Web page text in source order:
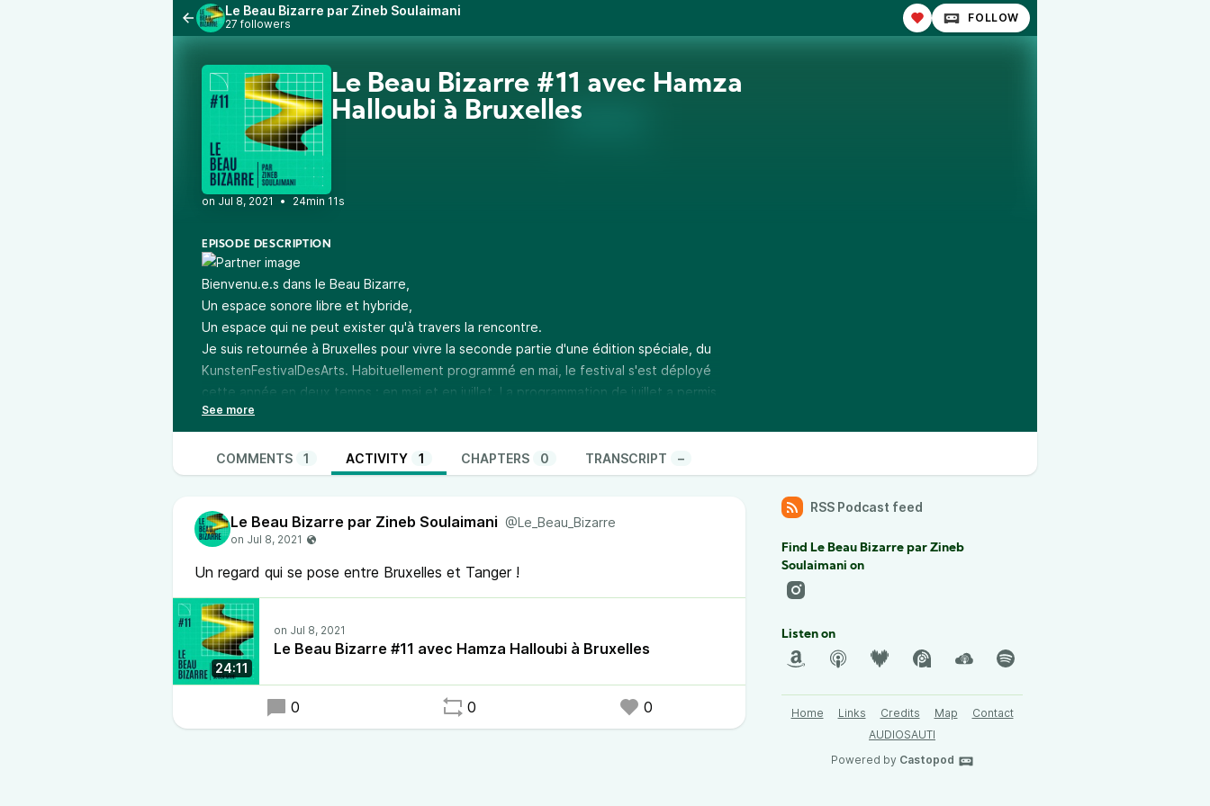
Le Beau Bizarre par Zineb Soulaimani
27 followers FOLLOW
Le Beau Bizarre #11 avec Hamza
Halloubi à Bruxelles
• 24min 11s
EPISODE DESCRIPTION
Bienvenu.e.s dans le Beau Bizarre,
Un espace sonore libre et hybride,
Un espace qui ne peut exister qu'à travers la rencontre.
Je suis retournée à Bruxelles pour vivre la seconde partie d'une édition spéciale, du
KunstenFestivalDesArts. Habituellement programmé en mai, le festival s'est déployé
cette année en deux temps : en mai et en juillet. La programmation de juillet a permis
de nouveau d'accueillir des artistes internationaux dans les théâtres. Comme la
chorégraphe franco-algérienne Nacera Belaza, qui sera mon invitée au prochain
épisode. Mais aujourd'hui, nous sommes avec l'artiste plasticien Hamza Halloubi. Et
nous serons, entre Bruxelles et Tanger !
jusqu'au 18 juillet.
Le site de Hamza Halloubi :
http://www.hamzahalloubi.com/
Facebook
Linkedin
Instagram
COMMENTS 1 ACTIVITY 1 CHAPTERS 0 TRANSCRIPT –
Le Beau Bizarre par Zineb Soulaimani @Le_Beau_Bizarre
Un regard qui se pose entre Bruxelles et Tanger !
24:11
Le Beau Bizarre #11 avec Hamza Halloubi à Bruxelles
0 0 0
RSS Podcast feed
Find Le Beau Bizarre par Zineb
Soulaimani on
Listen on
Home Links Credits Map
Contact
AUDIOSAUTI
Powered by Castopod